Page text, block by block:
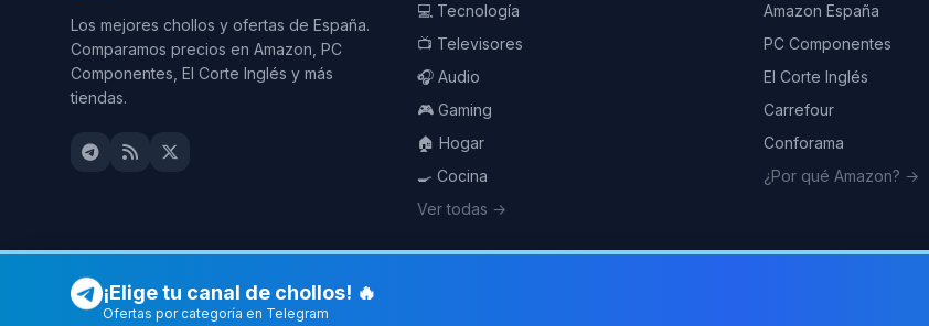
Los mejores chollos y ofertas de España.
Comparamos precios en Amazon, PC
Componentes, El Corte Inglés y más
tiendas.
💻 Tecnología
📺 Televisores
🎧 Audio
🎮 Gaming
🏠 Hogar
🍳 Cocina
Ver todas →
Amazon España
PC Componentes
El Corte Inglés
Carrefour
Conforama
¿Por qué Amazon? →
¡Elige tu canal de chollos! 🔥
Ofertas por categoría en Telegram